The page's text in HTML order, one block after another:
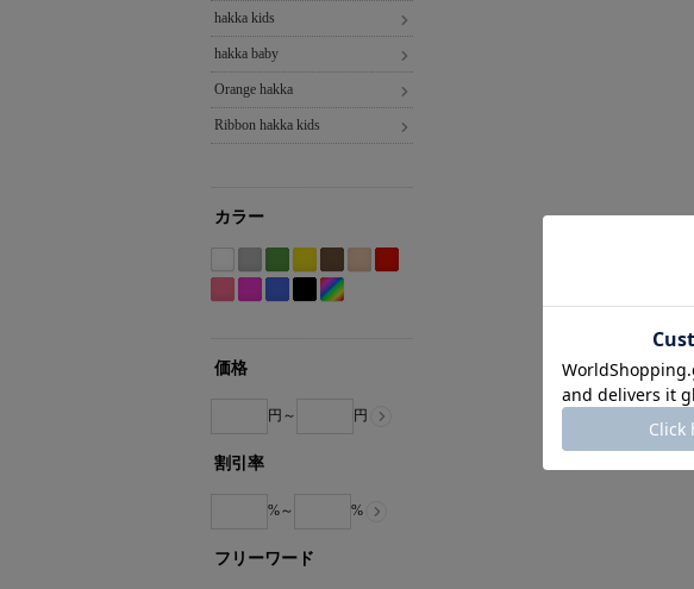
hakka kids
hakka baby
Orange hakka
Ribbon hakka kids
カラー
ホ
ワ
系
グ
レ
グ
リ
イ
エ
ブ
ラ
系
ル
価格
円～ 円
割引率
%～ %
フリーワード